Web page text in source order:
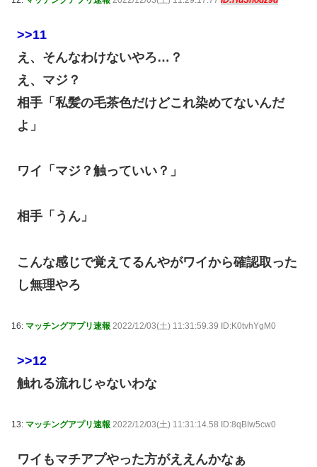
>>11
え、そんなわけないやろ…？
え、マジ？
相手「私髪の毛茶色だけどこれ染めてないんだ
よ」
ワイ「マジ？触っていい？」
相手「うん」
こんな感じで覚えてるんやがワイから確認取った
し無理やろ
16: マッチングアプリ速報 2022/12/03(土) 11:31:59.39 ID:K0tvhYgM0
>>12
触れる流れじゃないわな
13: マッチングアプリ速報 2022/12/03(土) 11:31:14.58 ID:8qBIw5cw0
ワイもマチアプやった方がええんかなぁ